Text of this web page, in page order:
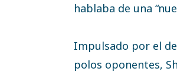
hablaba de una
Impulsado por el
polos oponentes,